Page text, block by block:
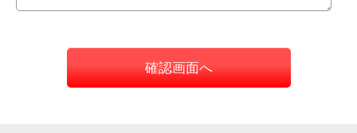
確認画面へ